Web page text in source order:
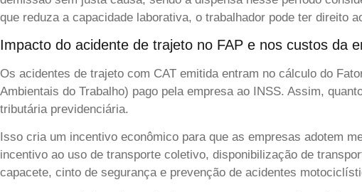
que reduza a capacidade laborativa, o trabalhador pode ter direito
Impacto do acidente de trajeto no FAP e nos custos da
Os acidentes de trajeto com CAT emitida entram no cálculo do
Ambientais do Trabalho) pago pela empresa ao INSS. Assim,
tributária previdenciária.
Isso cria um incentivo econômico para que as empresas adotem
incentivo ao uso de transporte coletivo, disponibilização de
capacete, cinto de segurança e prevenção de acidentes